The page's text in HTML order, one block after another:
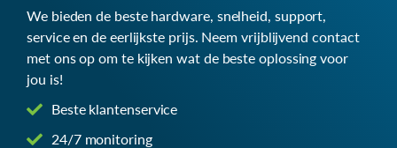
We bieden de beste hardware, snelheid, support,
service en de eerlijkste prijs. Neem vrijblijvend contact
met ons op om te kijken wat de beste oplossing voor
jou is!
Beste klantenservice
24/7 monitoring